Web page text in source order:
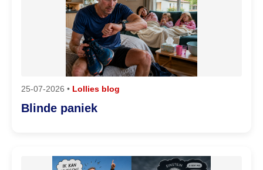
25-07-2026 • Lollies blog
Blinde paniek